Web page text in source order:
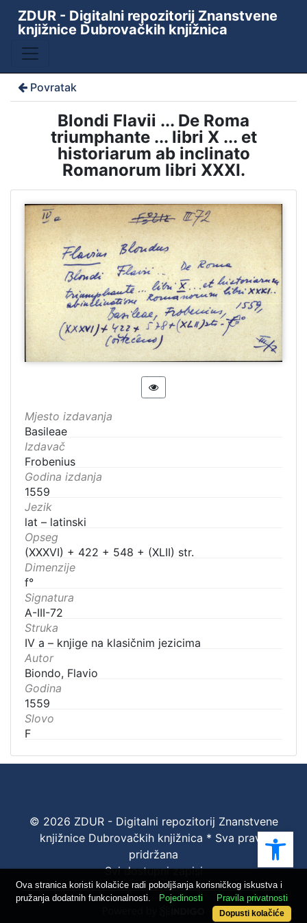
ZDUR - Digitalni repozitorij Znanstvene
knjižnice Dubrovačkih knjižnica
Povratak
Blondi Flavii ... De Roma
triumphante ... libri X ... et
historiarum ab inclinato
Romanorum libri XXXI.
Mjesto izdavanja
Basileae
Izdavač
Frobenius
Godina izdanja
1559
Jezik
lat – latinski
Opseg
(XXXVI) + 422 + 548 + (XLII) str.
Dimenzije
f°
Signatura
A-III-72
Struka
IV a – knjige na klasičnim jezicima
Autor
Biondo, Flavio
Godina
1559
Slovo
F
© 2026 ZDUR - Digitalni repozitorij Znanstvene
knjižnice Dubrovačkih knjižnica * Sva prava
pridržana
Svi dostupni zapisi
Ova stranica koristi kolačiće radi poboljšanja korisničkog iskustva i
pružanja dodatnih funkcionalnosti.
Pojedinosti Pravila privatnosti
Dopusti kolačiće